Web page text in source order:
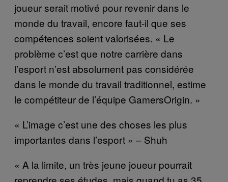
joueur serait motivé pour revenir dans le
monde du travail, encore faut-il que ses
compétences soient valorisées. « Le
problème c’est que notre carrière dans
l’esport n’est absolument pas considérée
dans le monde du travail traditionnel, estime
le compétiteur de l’équipe GamersOrigin. »
« L’image c’est une des choses les plus
importantes dans l’esport » – Shuh
« A la limite, un très jeune joueur pourrait